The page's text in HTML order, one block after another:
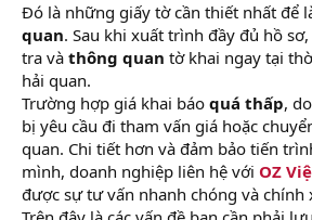
Đó là những giấy tờ cần thiết nhất để
quan. Sau khi xuất trình đầy đủ hồ
tra và thông quan tờ khai ngay tại
hải quan.
Trường hợp giá khai báo quá thấp,
bị yêu cầu đi tham vấn giá hoặc
quan. Chi tiết hơn và đảm bảo tiến
mình, doanh nghiệp liên hệ với OZ
được sự tư vấn nhanh chóng và chính